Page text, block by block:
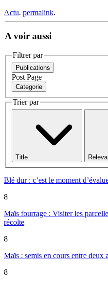
Actu. permalink.
A voir aussi
Filtrer par
Publications
Post Page
Categorie
Trier par
Title
Blé dur : c’est le moment
8
Maïs fourrage : Visiter les
récolte
8
Maïs : semis en cours entre deux
8